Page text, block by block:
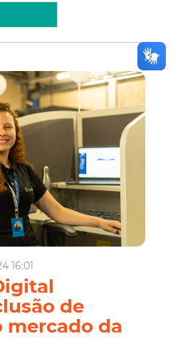
16:01
de
mercado da